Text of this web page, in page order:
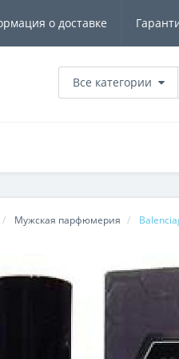
о доставке
Все категории
Мужская парфюмерия